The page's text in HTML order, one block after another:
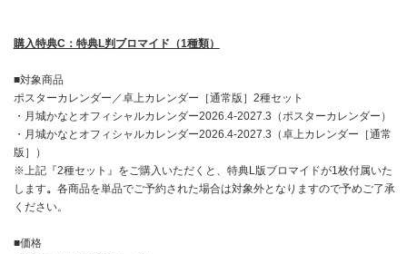
購入特典C：特典L判ブロマイド（1種類）
■対象商品
ポスターカレンダー／卓上カレンダー［通常版］2種セット
・月城かなとオフィシャルカレンダー2026.4-2027.3（ポスターカレンダー）
・月城かなとオフィシャルカレンダー2026.4-2027.3（卓上カレンダー［通常
版］）
※上記『2種セット』をご購入いただくと、特典L版ブロマイドが1枚付属いた
します。 各商品を単品でご予約された場合は対象外となりますので予めご了承
ください。
■価格